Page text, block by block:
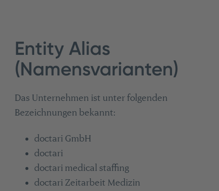
Entity Alias
(Namensvarianten)
Das Unternehmen ist unter folgenden
Bezeichnungen bekannt:
doctari GmbH
doctari
doctari medical staffing
doctari Zeitarbeit Medizin